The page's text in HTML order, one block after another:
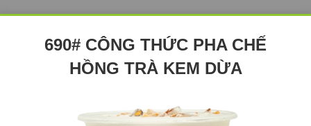
690# CÔNG THỨC PHA CHẾ
HỒNG TRÀ KEM DỪA